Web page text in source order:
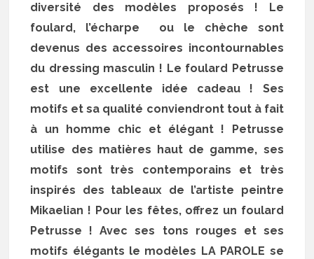
diversité des modèles proposés ! Le
foulard, l’écharpe ou le chèche sont
devenus des accessoires incontournables
du dressing masculin ! Le foulard Petrusse
est une excellente idée cadeau ! Ses
motifs et sa qualité conviendront tout à fait
à un homme chic et élégant ! Petrusse
utilise des matières haut de gamme, ses
motifs sont très contemporains et très
inspirés des tableaux de l’artiste peintre
Mikaelian ! Pour les fêtes, offrez un foulard
Petrusse ! Avec ses tons rouges et ses
motifs élégants le modèles LA PAROLE se